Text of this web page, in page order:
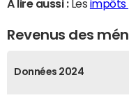
A lire aussi :Les impôts
Revenus des
Données 2024